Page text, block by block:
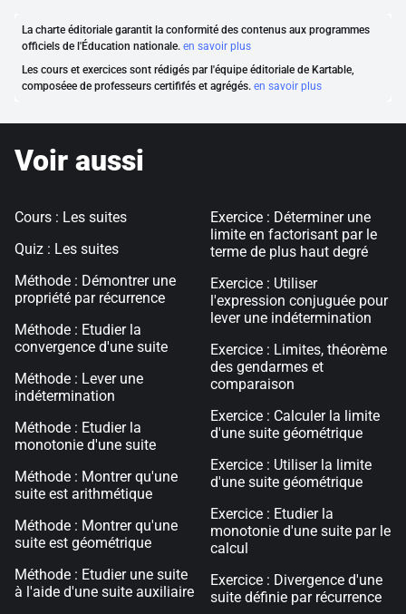
La charte éditoriale garantit la conformité des contenus aux programmes
officiels de l'Éducation nationale. en savoir plus
Les cours et exercices sont rédigés par l'équipe éditoriale de Kartable,
composéee de professeurs certififés et agrégés. en savoir plus
Voir aussi
Cours : Les suites
Quiz : Les suites
Méthode : Démontrer une
propriété par récurrence
Méthode : Etudier la
convergence d'une suite
Méthode : Lever une
indétermination
Méthode : Etudier la
monotonie d'une suite
Méthode : Montrer qu'une
suite est arithmétique
Méthode : Montrer qu'une
suite est géométrique
Méthode : Etudier une suite
à l'aide d'une suite auxiliaire
Exercice : Déterminer une
limite en factorisant par le
terme de plus haut degré
Exercice : Utiliser
l'expression conjuguée pour
lever une indétermination
Exercice : Limites, théorème
des gendarmes et
comparaison
Exercice : Calculer la limite
d'une suite géométrique
Exercice : Utiliser la limite
d'une suite géométrique
Exercice : Etudier la
monotonie d'une suite par le
calcul
Exercice : Divergence d'une
suite définie par récurrence